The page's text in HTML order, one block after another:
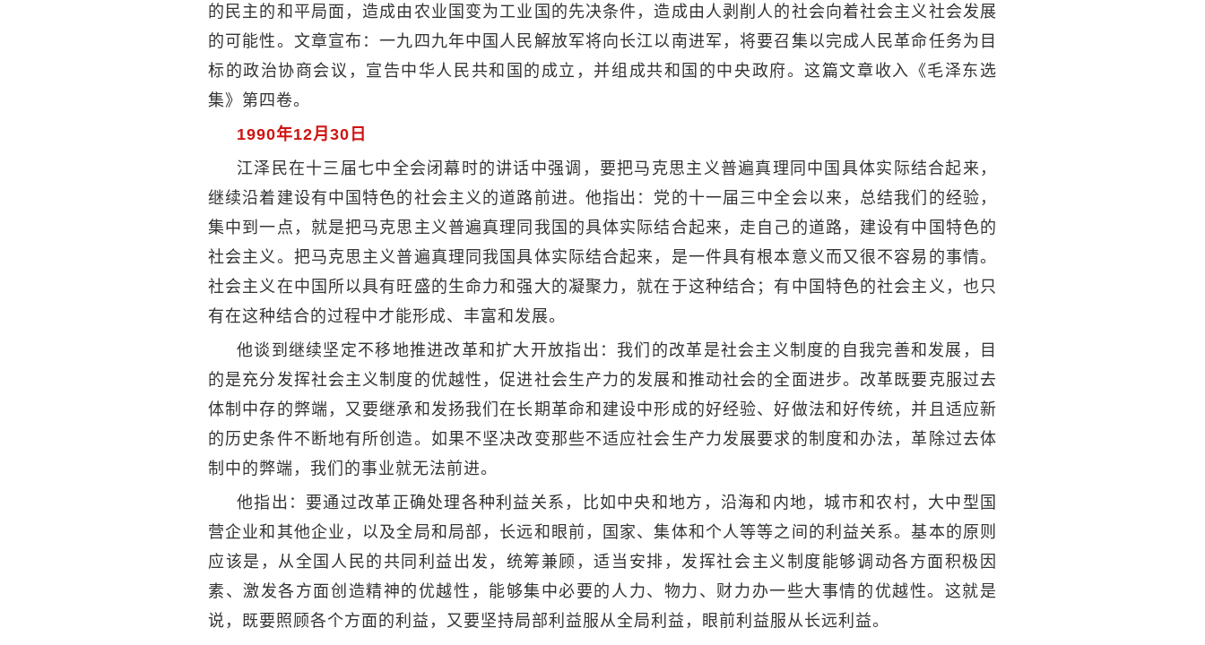
的民主的和平局面，造成由农业国变为工业国的先决条件，造成由人剥削人的社会向着社会主义社会发展
的可能性。文章宣布：一九四九年中国人民解放军将向长江以南进军，将要召集以完成人民革命任务为目
标的政治协商会议，宣告中华人民共和国的成立，并组成共和国的中央政府。这篇文章收入《毛泽东选
集》第四卷。
1990年12月30日
江泽民在十三届七中全会闭幕时的讲话中强调，要把马克思主义普遍真理同中国具体实际结合起来，
继续沿着建设有中国特色的社会主义的道路前进。他指出：党的十一届三中全会以来，总结我们的经验，
集中到一点，就是把马克思主义普遍真理同我国的具体实际结合起来，走自己的道路，建设有中国特色的
社会主义。把马克思主义普遍真理同我国具体实际结合起来，是一件具有根本意义而又很不容易的事情。
社会主义在中国所以具有旺盛的生命力和强大的凝聚力，就在于这种结合；有中国特色的社会主义，也只
有在这种结合的过程中才能形成、丰富和发展。
他谈到继续坚定不移地推进改革和扩大开放指出：我们的改革是社会主义制度的自我完善和发展，目
的是充分发挥社会主义制度的优越性，促进社会生产力的发展和推动社会的全面进步。改革既要克服过去
体制中存的弊端，又要继承和发扬我们在长期革命和建设中形成的好经验、好做法和好传统，并且适应新
的历史条件不断地有所创造。如果不坚决改变那些不适应社会生产力发展要求的制度和办法，革除过去体
制中的弊端，我们的事业就无法前进。
他指出：要通过改革正确处理各种利益关系，比如中央和地方，沿海和内地，城市和农村，大中型国
营企业和其他企业，以及全局和局部，长远和眼前，国家、集体和个人等等之间的利益关系。基本的原则
应该是，从全国人民的共同利益出发，统筹兼顾，适当安排，发挥社会主义制度能够调动各方面积极因
素、激发各方面创造精神的优越性，能够集中必要的人力、物力、财力办一些大事情的优越性。这就是
说，既要照顾各个方面的利益，又要坚持局部利益服从全局利益，眼前利益服从长远利益。